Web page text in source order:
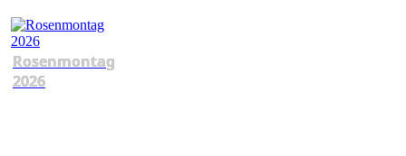
Rosenmontag
2026